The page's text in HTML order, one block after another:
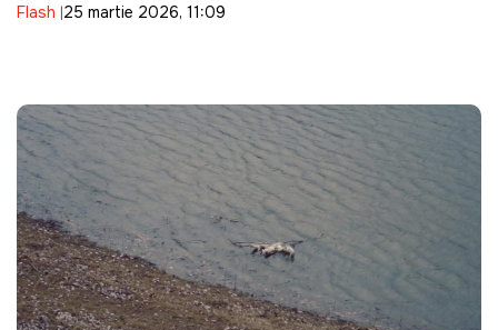
ASP
Flash 25 martie 2026, 11:09